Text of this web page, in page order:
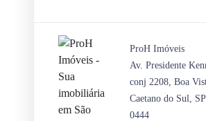
ProH Imóveis
Av. Presidente
conj 2208, Boa
Caetano do Sul,
0444